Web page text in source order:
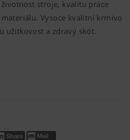
stroje, kvalitu práce
Vysoce kvalitní krmivo
užitkovost a zdravý skot.